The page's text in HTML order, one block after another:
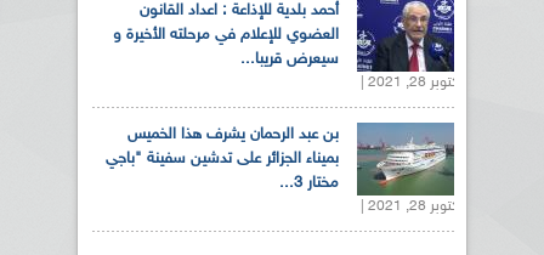
أحمد بلدية للإذاعة : اعداد القانون
العضوي للإعلام في مرحلته الأخيرة و
سيعرض قريبا...
أكتوبر 28, 2021 |
بن عبد الرحمان يشرف هذا الخميس
بميناء الجزائر على تدشين سفينة "باجي
مختار 3...
أكتوبر 28, 2021 |